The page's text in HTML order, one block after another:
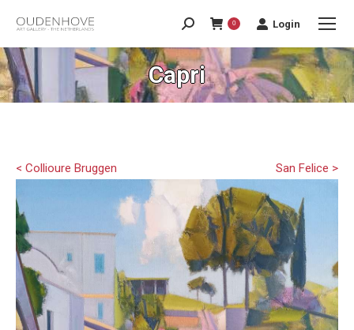
0 Login
Capri
San Felice >
< Collioure Bruggen